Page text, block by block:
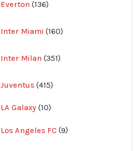
Everton 136
produkter
Inter Miami 160
produkter
Inter Milan 351
produkter
Juventus 415
produkter
LA Galaxy 1010
Los Angeles FC 9
produkter